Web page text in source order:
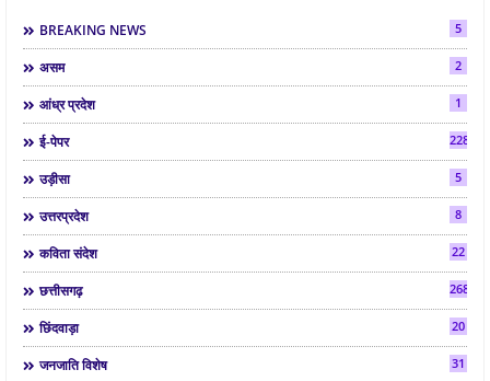
BREAKING NEWS 5
असम 2
आंध्र प्रदेश 1
ई-पेपर 2286
उड़ीसा 5
उत्तरप्रदेश 8
कविता संदेश 22
छत्तीसगढ़ 268
छिंदवाड़ा 20
जनजाति विशेष 31